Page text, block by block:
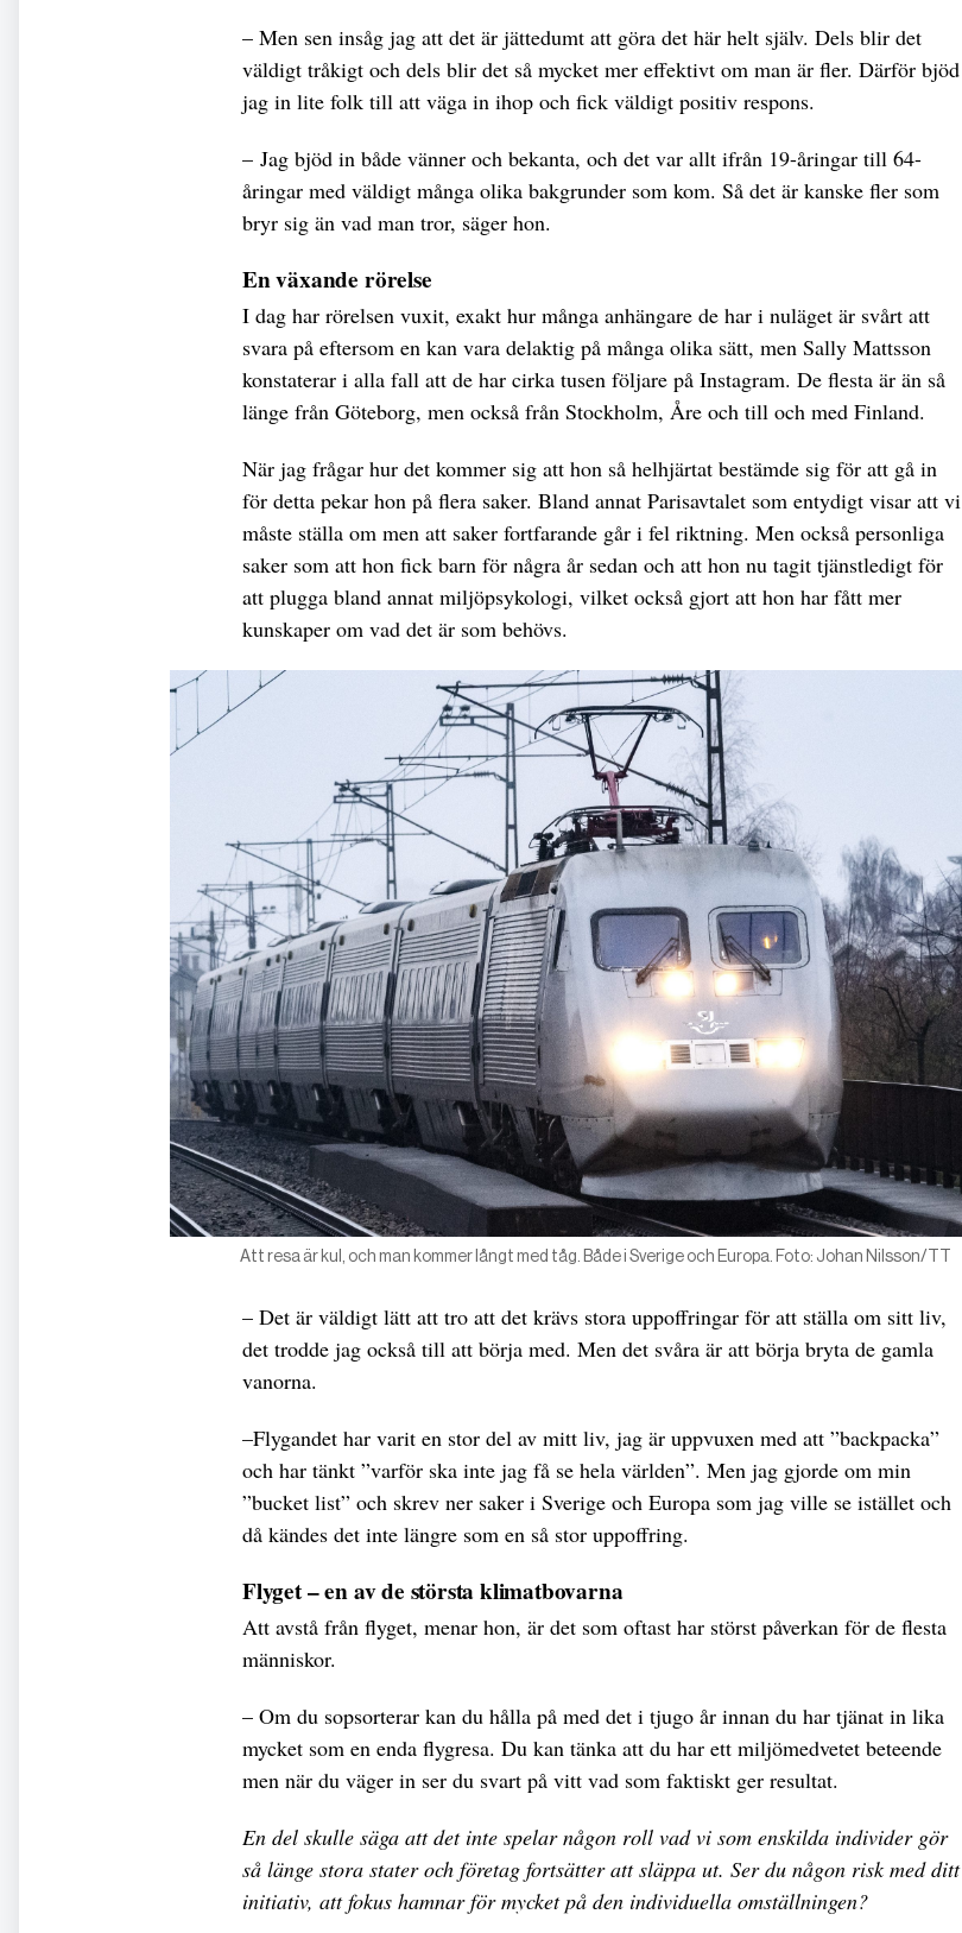
– Men sen insåg jag att det är jättedumt att göra det här helt själv. Dels blir det
väldigt tråkigt och dels blir det så mycket mer effektivt om man är fler. Därför bjöd
jag in lite folk till att väga in ihop och fick väldigt positiv respons.
– Jag bjöd in både vänner och bekanta, och det var allt ifrån 19-åringar till 64-
åringar med väldigt många olika bakgrunder som kom. Så det är kanske fler som
bryr sig än vad man tror, säger hon.
En växande rörelse
I dag har rörelsen vuxit, exakt hur många anhängare de har i nuläget är svårt att
svara på eftersom en kan vara delaktig på många olika sätt, men Sally Mattsson
konstaterar i alla fall att de har cirka tusen följare på Instagram. De flesta är än så
länge från Göteborg, men också från Stockholm, Åre och till och med Finland.
När jag frågar hur det kommer sig att hon så helhjärtat bestämde sig för att gå in
för detta pekar hon på flera saker. Bland annat Parisavtalet som entydigt visar att vi
måste ställa om men att saker fortfarande går i fel riktning. Men också personliga
saker som att hon fick barn för några år sedan och att hon nu tagit tjänstledigt för
att plugga bland annat miljöpsykologi, vilket också gjort att hon har fått mer
kunskaper om vad det är som behövs.
Att resa är kul, och man kommer långt med tåg. Både i Sverige och Europa. Foto: Johan Nilsson/TT
– Det är väldigt lätt att tro att det krävs stora uppoffringar för att ställa om sitt liv,
det trodde jag också till att börja med. Men det svåra är att börja bryta de gamla
vanorna.
–Flygandet har varit en stor del av mitt liv, jag är uppvuxen med att ”backpacka”
och har tänkt ”varför ska inte jag få se hela världen”. Men jag gjorde om min
”bucket list” och skrev ner saker i Sverige och Europa som jag ville se istället och
då kändes det inte längre som en så stor uppoffring.
Flyget – en av de största klimatbovarna
Att avstå från flyget, menar hon, är det som oftast har störst påverkan för de flesta
människor.
– Om du sopsorterar kan du hålla på med det i tjugo år innan du har tjänat in lika
mycket som en enda flygresa. Du kan tänka att du har ett miljömedvetet beteende
men när du väger in ser du svart på vitt vad som faktiskt ger resultat.
En del skulle säga att det inte spelar någon roll vad vi som enskilda individer gör
så länge stora stater och företag fortsätter att släppa ut. Ser du någon risk med ditt
initiativ, att fokus hamnar för mycket på den individuella omställningen?